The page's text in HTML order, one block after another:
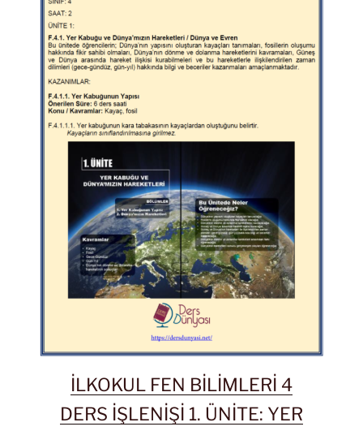
İLKOKUL FEN BİLİMLERİ 4
DERS İŞLENİŞİ 1. ÜNİTE: YER